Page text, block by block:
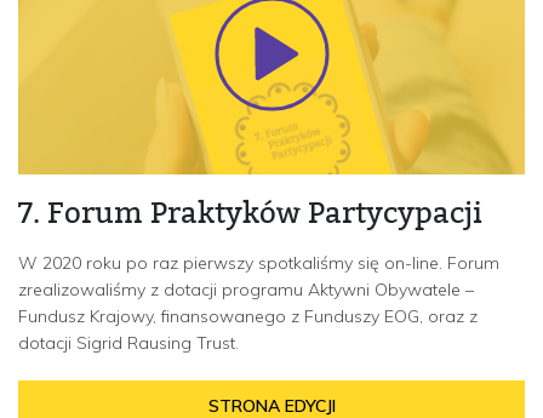
7. Forum Praktyków Partycypacji
W 2020 roku po raz pierwszy spotkaliśmy się on-line. Forum
zrealizowaliśmy z dotacji programu Aktywni Obywatele –
Fundusz Krajowy, finansowanego z Funduszy EOG, oraz z
dotacji Sigrid Rausing Trust.
STRONA EDYCJI